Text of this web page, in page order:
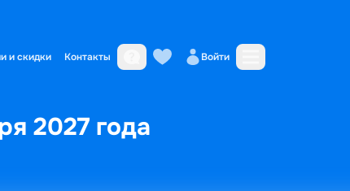
и скидки Контакты Войти
2027 года